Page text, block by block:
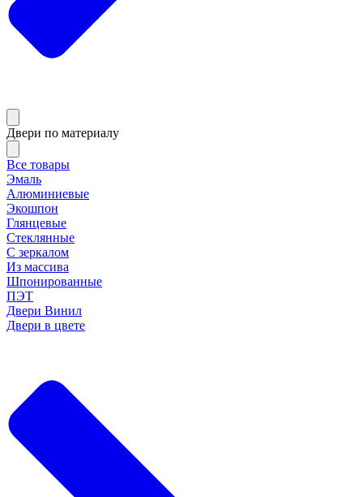
Двери по материалу
Все товары
Эмаль
Алюминиевые
Экошпон
Глянцевые
Стеклянные
С зеркалом
Из массива
Шпонированные
ПЭТ
Двери Винил
Двери в цвете